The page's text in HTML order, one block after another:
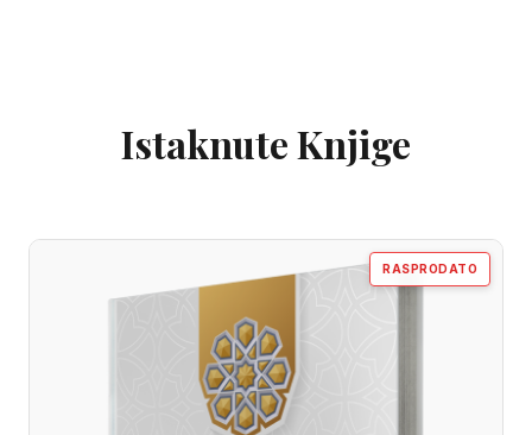
Istaknute Knjige
RASPRODATO